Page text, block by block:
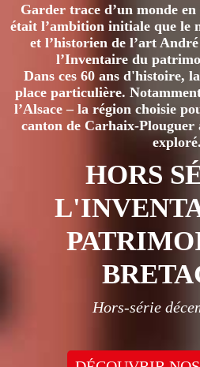
Garder trace d’un monde
était l’ambition initiale que le
et l’historien de l’art
l’Inventaire du
Dans ces 60 ans d'histoire,
place particulière.
l’Alsace – la région choisie
canton de Carhaix-Plouguer
exploré.
HORS
Hors-série